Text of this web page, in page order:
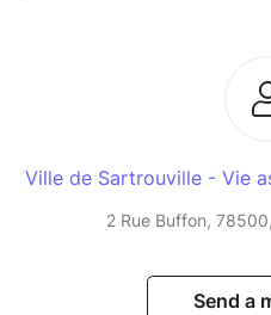
Ville de Sartrouville - Vie
2 Rue Buffon,
Send a